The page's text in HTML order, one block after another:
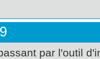
par l'outil